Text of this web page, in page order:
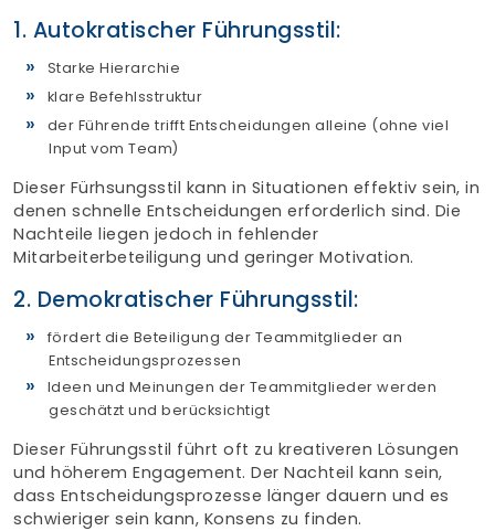
1. Autokratischer Führungsstil:
Starke Hierarchie
klare Befehlsstruktur
der Führende trifft Entscheidungen alleine (ohne viel
Input vom Team)
Dieser Fürhsungsstil kann in Situationen effektiv sein, in
denen schnelle Entscheidungen erforderlich sind. Die
Nachteile liegen jedoch in fehlender
Mitarbeiterbeteiligung und geringer Motivation.
2. Demokratischer Führungsstil:
fördert die Beteiligung der Teammitglieder an
Entscheidungsprozessen
Ideen und Meinungen der Teammitglieder werden
geschätzt und berücksichtigt
Dieser Führungsstil führt oft zu kreativeren Lösungen
und höherem Engagement. Der Nachteil kann sein,
dass Entscheidungsprozesse länger dauern und es
schwieriger sein kann, Konsens zu finden.